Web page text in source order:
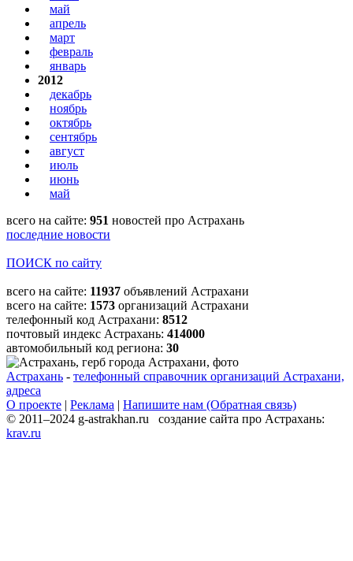
май
апрель
март
февраль
январь
2012
декабрь
ноябрь
октябрь
сентябрь
август
июль
июнь
май
всего на сайте: 951 новостей про Астрахань
последние новости
ПОИСК по сайту
всего на сайте: 11937 объявлений Астрахани
всего на сайте: 1573 организаций Астрахани
телефонный код Астрахани: 8512
почтовый индекс Астрахань: 414000
автомобильный код региона: 30
Астрахань - телефонный справочник организаций Астрахани,
адреса
О проекте | Реклама | Напишите нам (Обратная связь)
© 2011–2024 g-astrakhan.ru создание сайта про Астрахань:
krav.ru